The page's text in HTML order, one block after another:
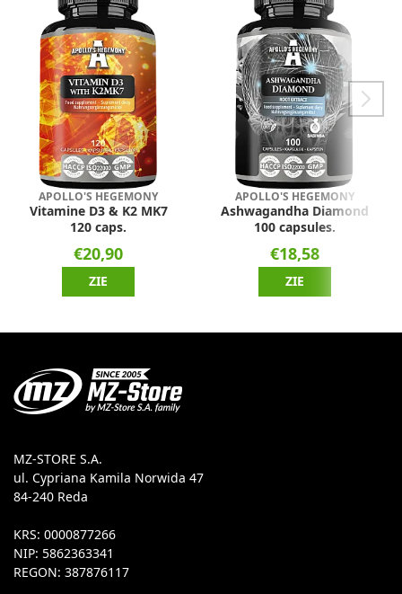
APOLLO'S HEGEMONY
Vitamine D3 & K2 MK7
120 caps.
€20,90
ZIE
APOLLO'S HEGEMONY
Ashwagandha Diamond
100 capsules.
€18,58
ZIE
MZ-STORE S.A.
ul. Cypriana Kamila Norwida 47
84-240 Reda
KRS: 0000877266
NIP: 5862363341
REGON: 387876117